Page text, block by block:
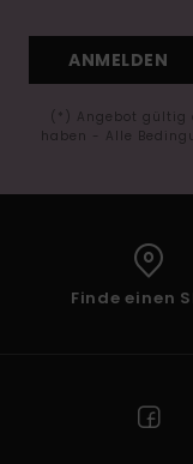
ANMELDEN
(*) Angebot gültig
haben - Alle
Finde einen